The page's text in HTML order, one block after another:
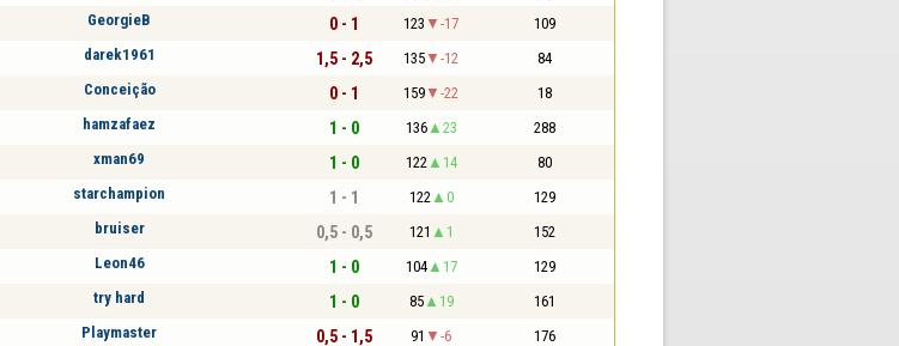
GeorgieB 0 - 1 123 -17 109
darek1961 1,5 - 2,5 135 -12 84
Conceição 0 - 1 159 -22 18
hamzafaez 1 - 0 136 23 288
xman69 1 - 0 122 14 80
starchampion 1 - 1 122 0 129
bruiser 0,5 - 0,5 121 1 152
Leon46 1 - 0 104 17 129
try hard 1 - 0 85 19 161
Playmaster 0,5 - 1,5 91 -6 176